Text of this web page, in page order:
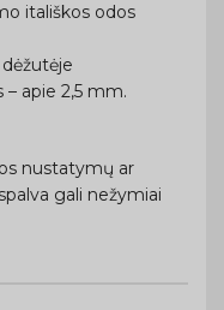
itališkos odos
apie 2,5 mm.
nustatymų ar
gali nežymiai